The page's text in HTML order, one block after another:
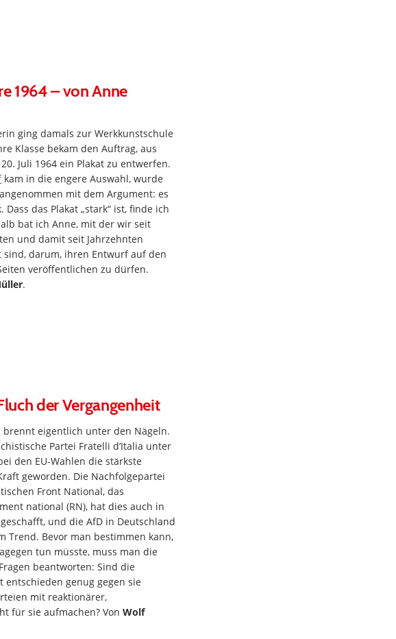
1964 – von Anne
ging damals zur Werkkunstschule
Klasse bekam den Auftrag, aus
Juli 1964 ein Plakat zu entwerfen.
kam in die engere Auswahl, wurde
mit dem Argument: es
Dass das Plakat „stark“ ist, finde ich
bat ich Anne, mit der wir seit
und damit seit Jahrzehnten
sind, darum, ihren Entwurf auf den
veröffentlichen zu dürfen.
.
der Vergangenheit
brennt eigentlich unter den Nägeln.
Partei Fratelli d’Italia unter
den EU-Wahlen die stärkste
geworden. Die Nachfolgepartei
Front National, das
national (RN), hat dies auch in
und die AfD in Deutschland
Trend. Bevor man bestimmen kann,
tun müsste, muss man die
beantworten: Sind die
genug gegen sie
mit reaktionärer,
für sie aufmachen? Von Wolf